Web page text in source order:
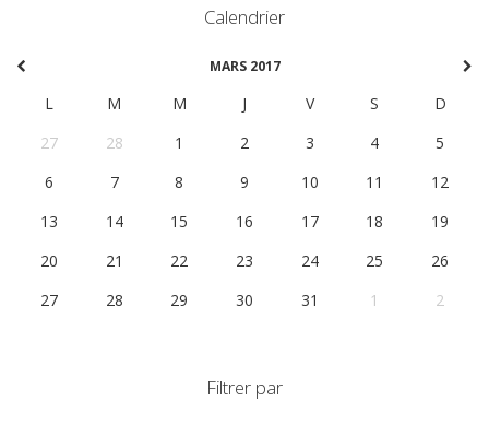
Calendrier
MARS 2017
L M M J V S
D
27
28 1 2 3 4
5
6
7 8 9 10 11
12
13
14 15 16 17 18
19
20
21 22 23 24 25
26
27
28 29 30 31 1 2
Filtrer par